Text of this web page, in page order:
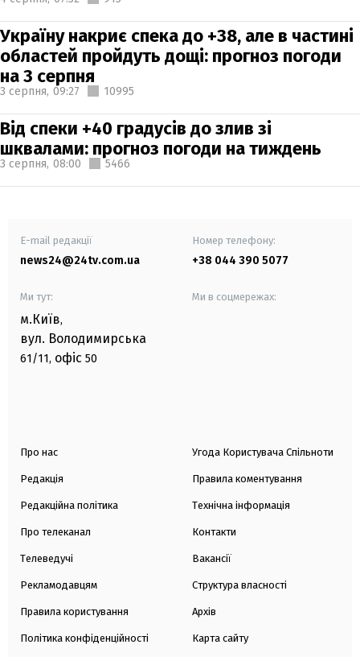
Україну накриє спека до +38, але в частині
областей пройдуть дощі: прогноз погоди
на 3 серпня
3 серпня, 09:27 10995
Від спеки +40 градусів до злив зі
шквалами: прогноз погоди на тиждень
3 серпня, 08:00 5466
E-mail редакції
news24@24tv.com.ua
Номер телефону:
+38 044 390 5077
Ми тут:
м.Київ,
вул. Володимирська
61/11, офіс 50
Ми в соцмережах:
Про нас
Редакція
Редакційна політика
Про телеканал
Телеведучі
Рекламодавцям
Правила користування
Політика конфіденційності
Угода Користувача Спільноти
Правила коментування
Технічна інформація
Контакти
Вакансії
Структура власності
Архів
Карта сайту